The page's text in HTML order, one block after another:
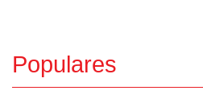
Populares